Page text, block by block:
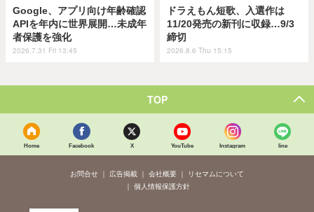
Google、アプリ向け年齢確認
APIを年内に世界展開…未成年
者保護を強化
2026.7.31 Fri 13:45
ドラえもん短歌、入選作は
11/20発売の新刊に収録…9/3
締切
2026.8.6 Thu 15:15
TOP
Home Facebook X YouTube Instagram line
お問合せ 広告掲載 会社概要
リセマムについて
個人情報保護方針